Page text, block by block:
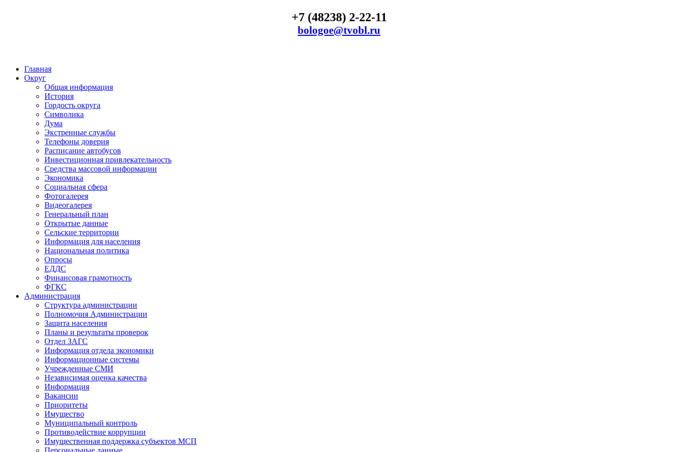
+7 (48238) 2-22-11
bologoe@tvobl.ru
Главная
Округ
Общая информация
История
Гордость округа
Символика
Дума
Экстренные службы
Телефоны доверия
Расписание автобусов
Инвестиционная привлекательность
Средства массовой информации
Экономика
Социальная сфера
Фотогалерея
Видеогалерея
Генеральный план
Открытые данные
Сельские территории
Информация для населения
Национальная политика
Опросы
ЕДДС
Финансовая грамотность
ФГКС
Администрация
Структура администрации
Полномочия Администрации
Защита населения
Планы и результаты проверок
Отдел ЗАГС
Информация отдела экономики
Информационные системы
Учрежденные СМИ
Независимая оценка качества
Информация
Вакансии
Приоритеты
Имущество
Муниципальный контроль
Противодействие коррупции
Имущественная поддержка субъектов МСП
Персональные данные